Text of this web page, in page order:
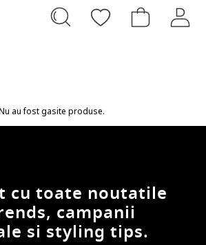
au fost gasite produse.
cu toate noutatile
campanii
si styling tips.